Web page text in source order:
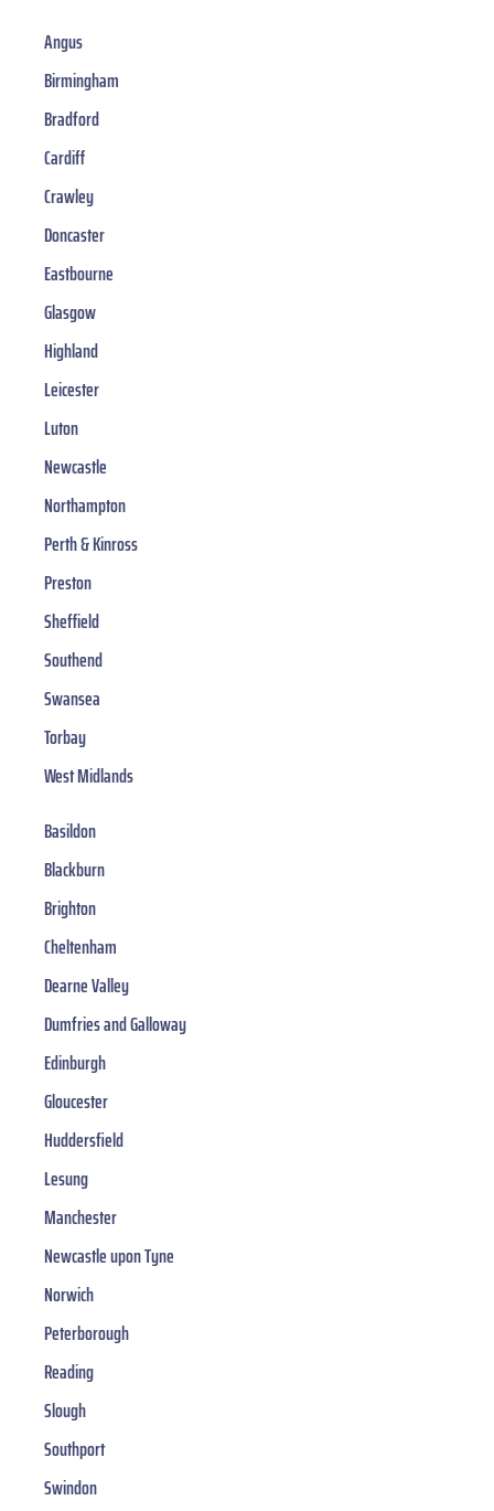
Angus
Birmingham
Bradford
Cardiff
Crawley
Doncaster
Eastbourne
Glasgow
Highland
Leicester
Luton
Newcastle
Northampton
Perth & Kinross
Preston
Sheffield
Southend
Swansea
Torbay
West Midlands
Basildon
Blackburn
Brighton
Cheltenham
Dearne Valley
Dumfries and Galloway
Edinburgh
Gloucester
Huddersfield
Lesung
Manchester
Newcastle upon Tyne
Norwich
Peterborough
Reading
Slough
Southport
Swindon